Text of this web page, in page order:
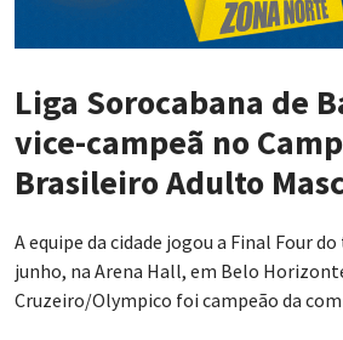
Liga Sorocabana de
vice-campeã no
Brasileiro Adulto
A equipe da cidade jogou a Final Four
junho, na Arena Hall, em Belo
Cruzeiro/Olympico foi campeão da